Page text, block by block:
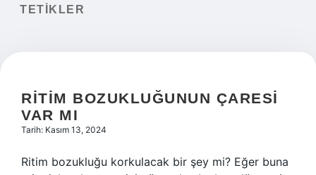
TETIKLER
RITIM BOZUKLUĞUNUN ÇARESI
VAR MI
Tarih: Kasım 13, 2024
Ritim bozukluğu korkulacak bir şey mi? Eğer buna